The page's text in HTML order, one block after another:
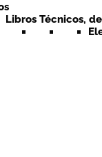
Libros Técnicos,